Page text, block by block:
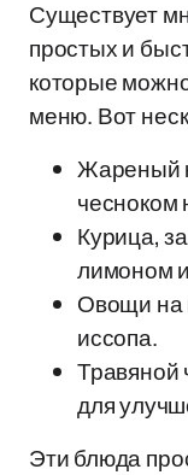
Существует
простых и
которые
меню. Вот
Жареный
чесноком
Курица,
лимоном
Овощи на
иссопа.
Травяной
для
Эти блюда